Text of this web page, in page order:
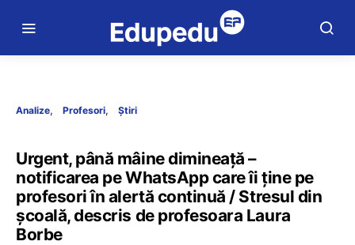
Analize Profesori Știri
Urgent, până mâine dimineață –
notificarea pe WhatsApp care îi ține pe
profesori în alertă continuă / Stresul din
școală, descris de profesoara Laura
Borbe